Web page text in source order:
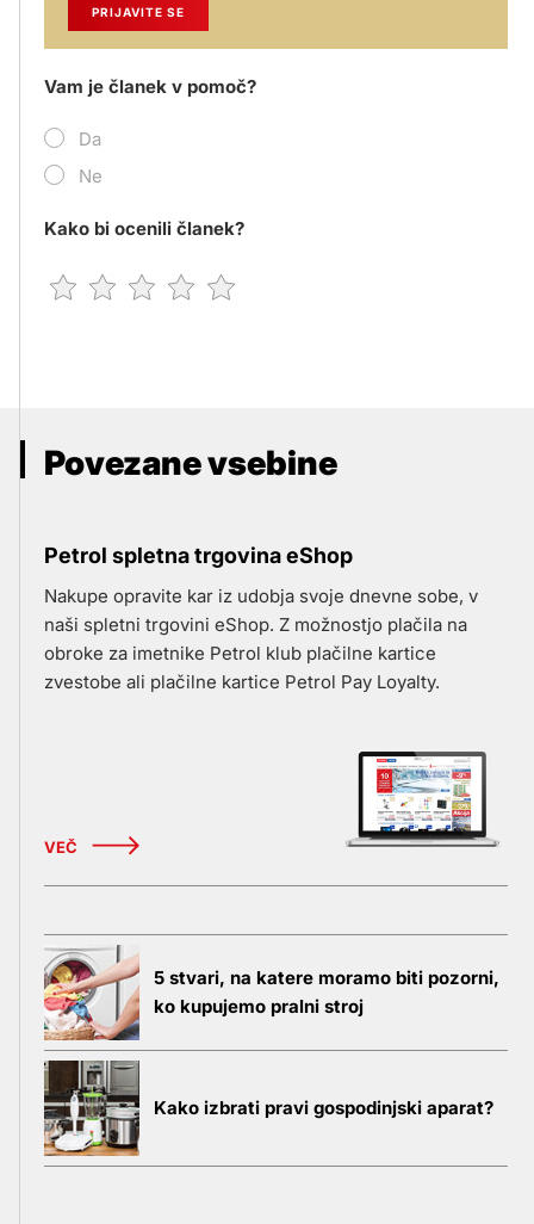
PRIJAVITE SE
Vam je članek v pomoč?
Da
Ne
Kako bi ocenili članek?
Povezane vsebine
Petrol spletna trgovina eShop
Nakupe opravite kar iz udobja svoje dnevne sobe, v
naši spletni trgovini eShop. Z možnostjo plačila na
obroke za imetnike Petrol klub plačilne kartice
zvestobe ali plačilne kartice Petrol Pay Loyalty.
VEČ
5 stvari, na katere moramo biti pozorni,
ko kupujemo pralni stroj
Kako izbrati pravi gospodinjski aparat?